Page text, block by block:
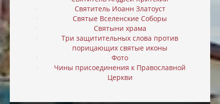
Святитель Иоанн Златоуст
Святые Вселенские Соборы
Святыни храма
Три защитительных слова против
порицающих святые иконы
Фото
Чины присоединения к Православной
Церкви